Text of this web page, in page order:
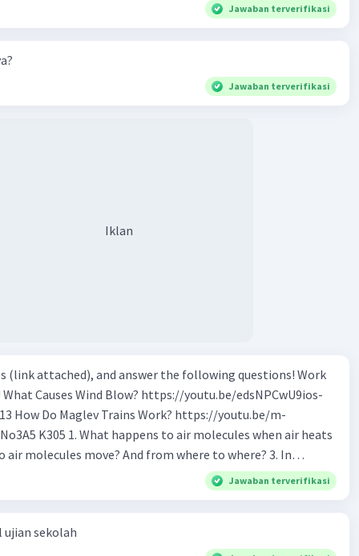
kg dan 50 kg dalam truk adalah 1: 3. 9. Berdasarkan teks
biaya angkut semua beras yang harus dibayar oleh Bu
C. Rp2.312.000 B. Rp2.475.000 D. Rp2.280.000
Jawaban terverifikasi
Jawaban terverifikasi
Iklan
(link attached), and answer the following questions! Work
m-
air molecules when air heats
do cold air molecules sink? 5. What
track? 6. How to make Maglev trains run
trains? 9. If Maglev use magnet to float,
Jawaban terverifikasi
ujian sekolah